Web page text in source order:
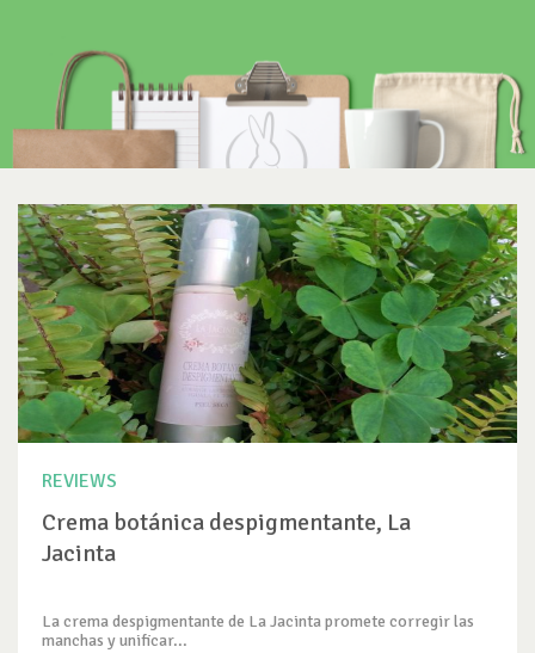
REVIEWS
Crema botánica despigmentante, La
Jacinta
La crema despigmentante de La Jacinta promete corregir las
manchas y unificar...